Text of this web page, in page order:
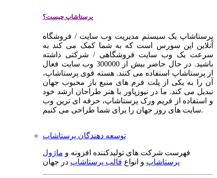
پرستاشاپ چیست؟
پرستاشاپ یک سیستم مدیریت وب سایت / فروشگاه
آنلاین اپن سورس است که به شما کمک می کند به
سرعت یک وب سایت فروشگاهی / شرکتی داشته
باشید. در حال حاضر بیش از 300000 وب سایت فعال
از پرستاشاپ استفاده می کنند. هسته قوی پرستاشاپ،
آن را به یکی از پلت فرم های منبع باز محبوب جهان
تبدیل می کند. ما در نیوزپاور با هنر طراحان ارشد خود
و استفاده از فریم ورک پرستاشاپ، حرفه ای ترین وب
سایت های روز جهان را برای شما طراحی می کنیم.
توسعه دهندگان پرستاشاپ
فهرست شرکت های تولیدکننده افزونه و ماژول
پرستاشاپ و انواع قالب پرستاشاپ در جهان